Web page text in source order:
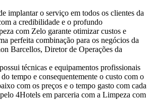
implantar o serviço em todos os clientes da
a credibilidade e o profundo
com Zelo garante otimizar custos e
perfeita combinação para os negócios da
Barcellos, Diretor de Operações da
técnicas e equipamentos profissionais
tempo e consequentemente o custo com o
com os preços e o tempo gasto com cada
4Hotels em parceria com a Limpeza com